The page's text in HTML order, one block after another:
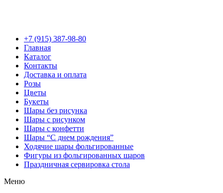
+7 (915) 387-98-80
Главная
Каталог
Контакты
Доставка и оплата
Розы
Цветы
Букеты
Шары без рисунка
Шары с рисунком
Шары с конфетти
Шары “С днем рождения”
Ходячие шары фольгированные
Фигуры из фольгированных шаров
Праздничная сервировка стола
Меню